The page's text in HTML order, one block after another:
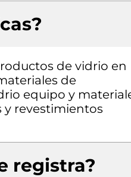
de vidrio en
de
equipo y
y revestimientos
registra?